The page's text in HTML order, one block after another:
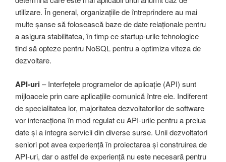
utilizare. În general, organizațiile de întreprindere au mai
multe șanse să folosească baze de date relaționale pentru
a asigura stabilitatea, în timp ce startup-urile tehnologice
tind să opteze pentru NoSQL pentru a optimiza viteza de
dezvoltare.
API-uri– Interfețele programelor de aplicație (API) sunt
mijloacele prin care aplicațiile comunică între ele. Indiferent
de specialitatea lor, majoritatea dezvoltatorilor de software
vor interacționa în mod regulat cu API-urile pentru a prelua
date și a integra servicii din diverse surse. Unii dezvoltatori
seniori pot avea experiență în proiectarea și construirea de
API-uri, dar o astfel de experiență nu este necesară pentru